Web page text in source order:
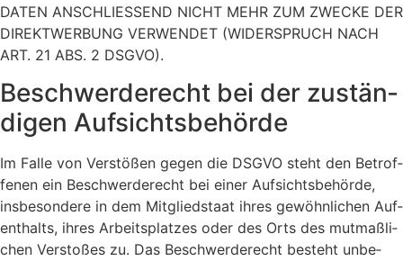
DATEN ANSCHLIESSEND NICHT MEHR ZUM ZWECKE DER
DIREKTWERBUNG VERWENDET (WIDERSPRUCH NACH
ART. 21 ABS. 2 DSGVO).
Beschwer­de­recht bei der zustän­
di­gen Auf­sichts­be­hör­de
Im Fal­le von Ver­stö­ßen gegen die DSGVO steht den Betrof­
fe­nen ein Beschwer­de­recht bei einer Auf­sichts­be­hör­de,
ins­be­son­de­re in dem Mit­glied­staat ihres gewöhn­li­chen Auf­
ent­halts, ihres Arbeits­plat­zes oder des Orts des mut­maß­li­
chen Ver­sto­ßes zu. Das Beschwer­de­recht besteht unbe­